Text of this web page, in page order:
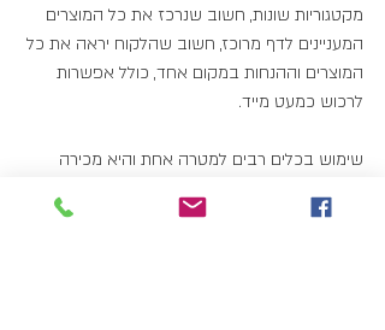
מקטגוריות שונות, חשוב שנרכז את כל המוצרים
המעניינים לדף מרוכז, חשוב שהלקוח יראה את כל
המוצרים וההנחות במקום אחד, כולל אפשרות
לרכוש כמעט מייד.
שימוש בכלים רבים למטרה אחת והיא מכירה
הדרך בה אנחנו בעלי האתרים עושים שימוש